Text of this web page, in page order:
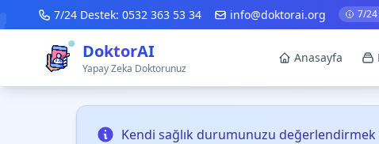
7/24 Destek: 0532 363 53 34 info@doktorai.org 7/
DoktorAI
Yapay Zeka Doktorunuz
Anasayfa
Kendi sağlık durumunuzu